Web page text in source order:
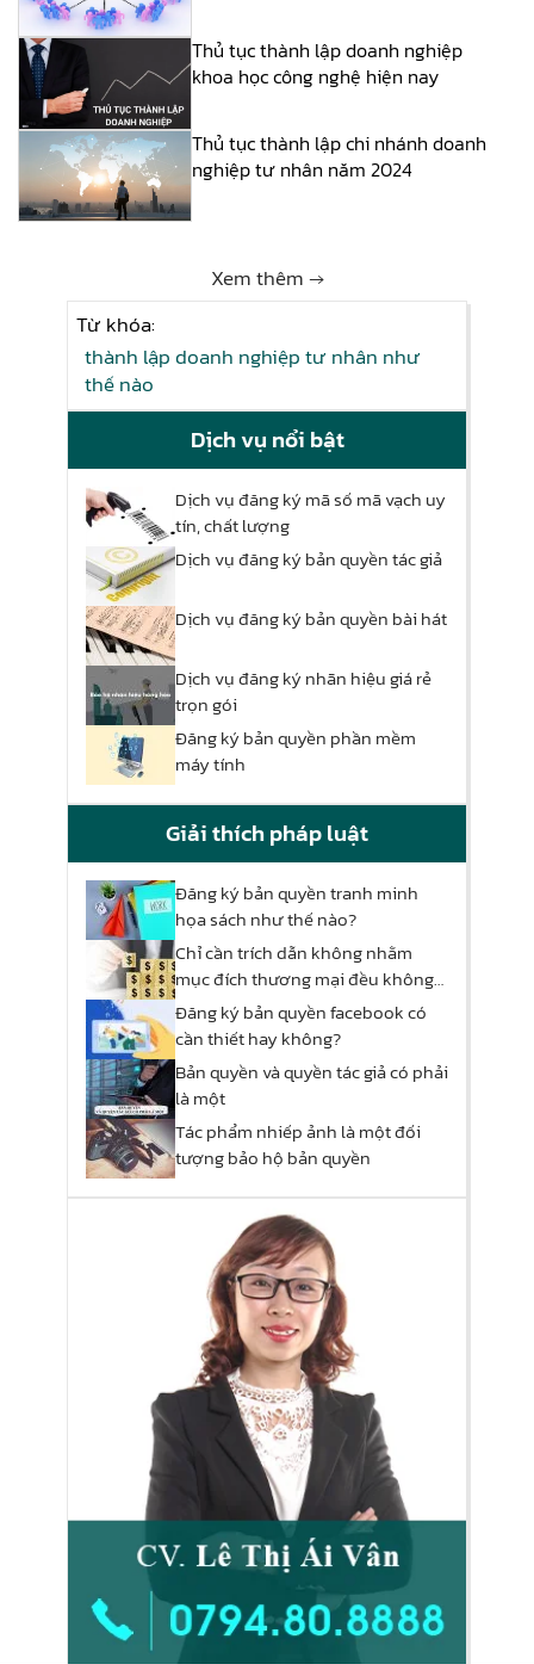
Thủ tục thành lập doanh nghiệp
khoa học công nghệ hiện nay
Thủ tục thành lập chi nhánh doanh
nghiệp tư nhân năm 2024
Xem thêm →
Từ khóa:
thành lập doanh nghiệp tư nhân như
thế nào
Dịch vụ nổi bật
Dịch vụ đăng ký mã số mã vạch uy
tín, chất lượng
Dịch vụ đăng ký bản quyền tác giả
Dịch vụ đăng ký bản quyền bài hát
Dịch vụ đăng ký nhãn hiệu giá rẻ
trọn gói
Đăng ký bản quyền phần mềm
máy tính
Giải thích pháp luật
Đăng ký bản quyền tranh minh
họa sách như thế nào?
Chỉ cần trích dẫn không nhằm
mục đích thương mại đều không
phải xin phép?
Đăng ký bản quyền facebook có
cần thiết hay không?
Bản quyền và quyền tác giả có phải
là một
Tác phẩm nhiếp ảnh là một đối
tượng bảo hộ bản quyền